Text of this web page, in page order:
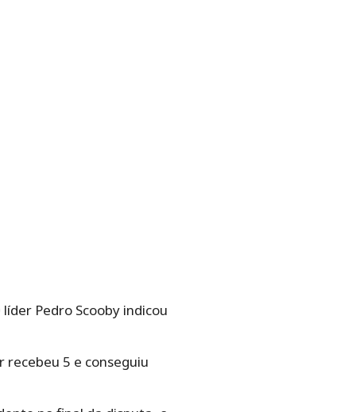
Pedro Scooby indicou
recebeu 5 e conseguiu